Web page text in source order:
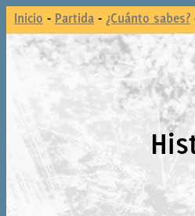
Inicio - Partida - ¿Cuánto sabes?